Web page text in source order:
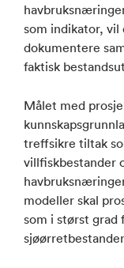
som indikator, vil
dokumentere
faktisk
Målet med
treffsikre tiltak
villfiskbestander
modeller skal
som i størst grad